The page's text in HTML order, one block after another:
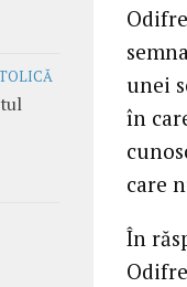
unei
în
care
În